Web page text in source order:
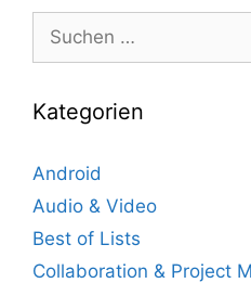
nach:
Kategorien
Android
Audio & Video
Best of Lists
Collaboration & Project